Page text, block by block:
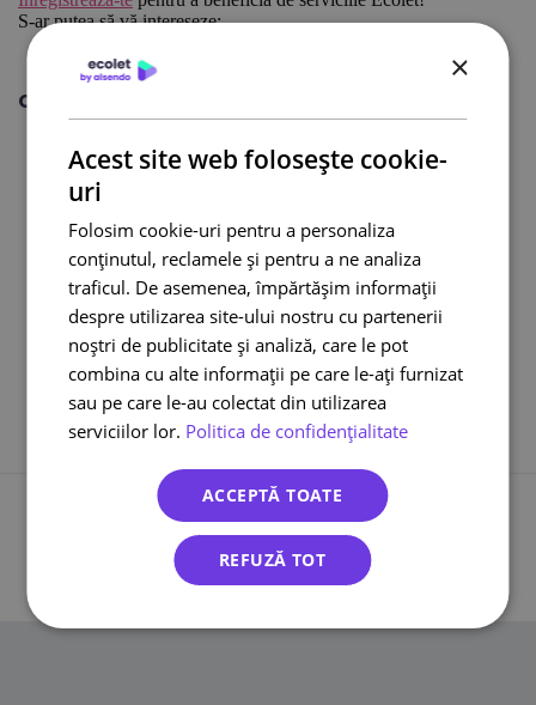
S-ar putea să vă intereseze:
Citește și:
Curier international
Curier online
DPD curier
Cargus Ship & Go
Integrari eCommerce
Lockere FANbox
Transport bicicleta curier
Cargus livreaza sambata
Înapoi la toate înregistrările
×
Acest site web folosește cookie-
uri
Folosim cookie-uri pentru a personaliza
conținutul, reclamele și pentru a ne analiza
traficul. De asemenea, împărtășim informații
despre utilizarea site-ului nostru cu partenerii
noștri de publicitate și analiză, care le pot
combina cu alte informații pe care le-ați furnizat
sau pe care le-au colectat din utilizarea
serviciilor lor. Politica de confidențialitate
ACCEPTĂ TOATE
REFUZĂ TOT